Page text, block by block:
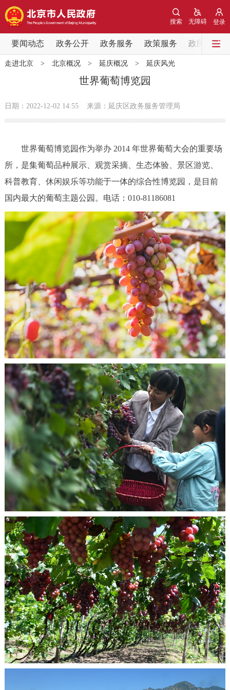
登录
无障碍
搜索
要闻动态 政务公开 政务服务 政策服务 政民互动
要闻动态
党中央精神 国务院信息 中央部委动态
政务公开
市领导 机构职能 政策服务
政策兑现 政策解读 回应关切
决策公开 专题公开
个人服务 法人服务 部门服务
便民服务 利企服务 投资项目
中介服务 阳光政务
政民互动
12345网上接诉即办 我要咨询 我要建议
参与调查 在线访谈 图说互动
走进北京
北京概况 十六区概览 人文北京
绿色北京 图说北京 视频北京
多语种
ENGLISH 한국어 日本語
DEUTSCH FRANÇAIS РУССКИЙ ЯЗЫК
ESPAÑOL العربية PORTUGUÊS
ITALIANO
走进北京> 北京概况> 延庆概况> 延庆风光
世界葡萄博览园
日期：2022-12-02 14:55 来源：延庆区政务服务管理局
世界葡萄博览园作为举办 2014 年世界葡萄大会的重要场
所，是集葡萄品种展示、观赏采摘、生态体验、景区游览、
科普教育、休闲娱乐等功能于一体的综合性博览园，是目前
国内最大的葡萄主题公园。电话：010-81186081